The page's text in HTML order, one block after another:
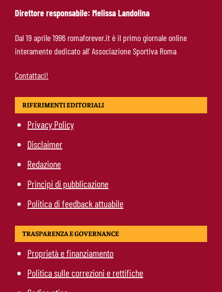
Calciomercato Roma, Angeliño e Kumbulla ai
saluti: D’Amico accelera per il sostituto sulla
sinistra
Direttore responsabile: Melissa Landolina
Dal 19 aprile 1996 romaforever.it è il primo giornale online
interamente dedicato all’ Associazione Sportiva Roma
Contattaci!
RIFERIMENTI EDITORIALI
Privacy Policy
Disclaimer
Redazione
Principi di pubblicazione
Politica di feedback attuabile
TRASPARENZA E GOVERNANCE
Proprietà e finanziamento
Politica sulle correzioni e rettifiche